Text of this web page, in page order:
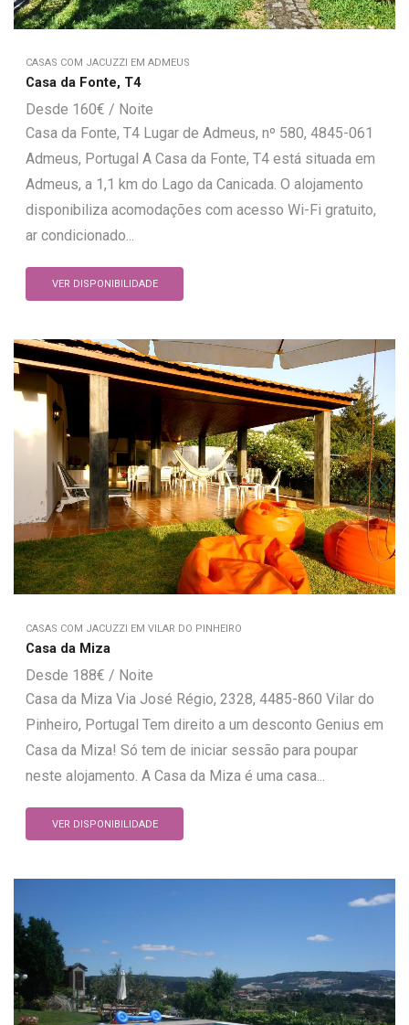
CASAS COM JACUZZI EM ADMEUS
Casa da Fonte, T4
160€
Casa da Fonte, T4 Lugar de Admeus, nº 580, 4845-061
Admeus, Portugal A Casa da Fonte, T4 está situada em
Admeus, a 1,1 km do Lago da Canicada. O alojamento
disponibiliza acomodações com acesso Wi-Fi gratuito,
ar condicionado...
VER DISPONIBILIDADE
CASAS COM JACUZZI EM VILAR DO PINHEIRO
Casa da Miza
188€
Casa da Miza Via José Régio, 2328, 4485-860 Vilar do
Pinheiro, Portugal Tem direito a um desconto Genius em
Casa da Miza! Só tem de iniciar sessão para poupar
neste alojamento. A Casa da Miza é uma casa...
VER DISPONIBILIDADE